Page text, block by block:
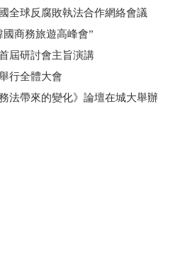
全球反腐敗執法合作網絡會議
商務旅遊高峰會”
屆研討會主旨演講
行全體大會
法帶來的變化》論壇在城大舉辦